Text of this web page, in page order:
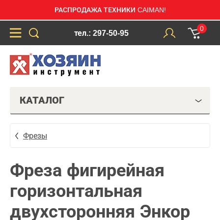
РАСПРОДАЖА ТЕХНИКИ CAIMAN!
тел.: 297-50-95
0
КАТАЛОГ
Фрезы
Фреза фигирейная
горизонтальная
двухсторонняя Энкор